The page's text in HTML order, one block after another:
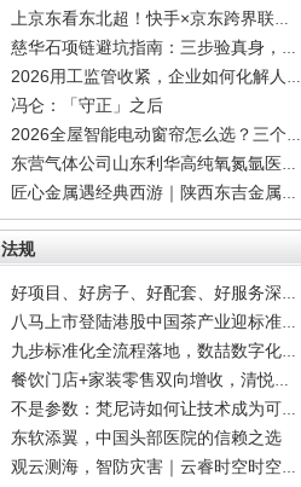
上京东看东北超！快手×京东跨界联动，观赛猜
慈华石项链避坑指南：三步验真身，别让"高仿”
2026用工监管收紧，企业如何化解人力综合难题
冯仑：「守正」之后
2026全屋智能电动窗帘怎么选？三个标准帮你筛
东营气体公司山东利华高纯氧氮氩医用氧干冰齐
匠心金属遇经典西游｜陕西东吉金属科技×99版
法规
好项目、好房子、好配套、好服务深度拆解宝能
八马上市登陆港股中国茶产业迎标准化品牌化里
九步标准化全流程落地，数喆数字化方案破解二
餐饮门店+家装零售双向增收，清悦家全国合伙人
不是参数：梵尼诗如何让技术成为可感知的体验
东软添翼，中国头部医院的信赖之选
观云测海，智防灾害｜云睿时空时空大数据，筑